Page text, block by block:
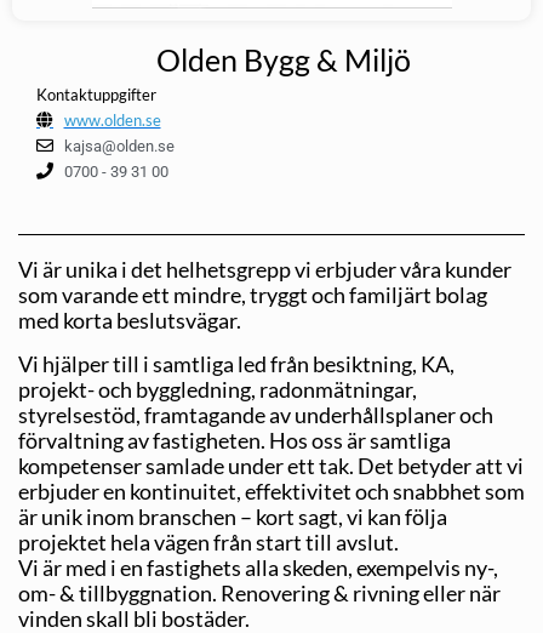
Olden Bygg & Miljö
Kontaktuppgifter
www.olden.se
kajsa@olden.se
0700 - 39 31 00
Vi är unika i det helhetsgrepp vi erbjuder våra kunder
som varande ett mindre, tryggt och familjärt bolag
med korta besluts­vägar.
Vi hjälper till i samtliga led från besiktning, KA,
projekt- och byggledning, radonmätningar,
styrelsestöd, framtagande av underhållsplaner och
förvaltning av fastigheten. Hos oss är samtliga
kompetenser samlade under ett tak. Det betyder att vi
erbjuder en kontinuitet, effektivitet och snabbhet som
är unik inom branschen – kort sagt, vi kan följa
projektet hela vägen från start till avslut.
Vi är med i en fastighets alla skeden, exempelvis ny-,
om- & till­byggnation. Renovering & rivning eller när
vinden skall bli bostäder.